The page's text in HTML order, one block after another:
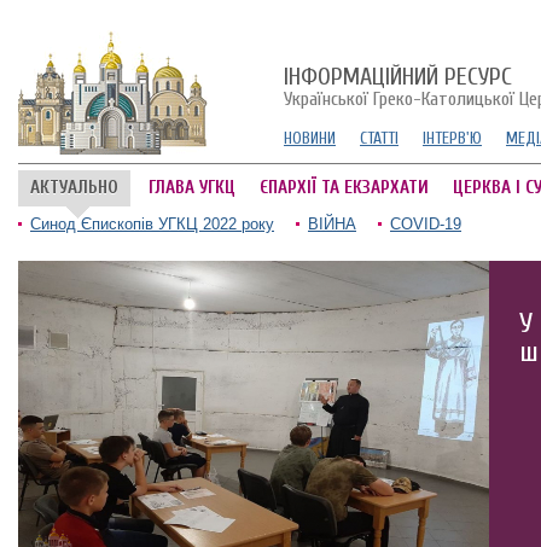
ІНФОРМАЦІЙНИЙ РЕСУРС
Української Греко-Католицької
НОВИНИ СТАТТІ ІНТЕРВ'Ю
АКТУАЛЬНО ГЛАВА УГКЦ ЄПАРХІЇ ТА ЕКЗАРХАТИ ЦЕРКВА І
Синод Єпископів УГКЦ 2022 року ВІЙНА COVID-19
У